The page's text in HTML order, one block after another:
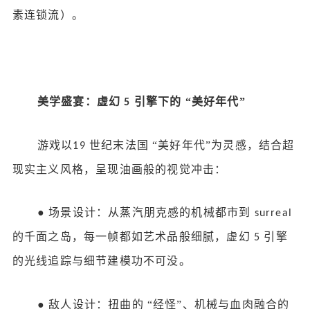
素连锁流）。
美学盛宴：虚幻 5 引擎下的 “美好年代”
游戏以 19 世纪末法国 “美好年代”为灵感，结合超
现实主义风格，呈现油画般的视觉冲击：
● 场景设计：从蒸汽朋克感的机械都市到 surreal
的千面之岛，每一帧都如艺术品般细腻，虚幻 5 引擎
的光线追踪与细节建模功不可没。
● 敌人设计：扭曲的 “经怪”、机械与血肉融合的